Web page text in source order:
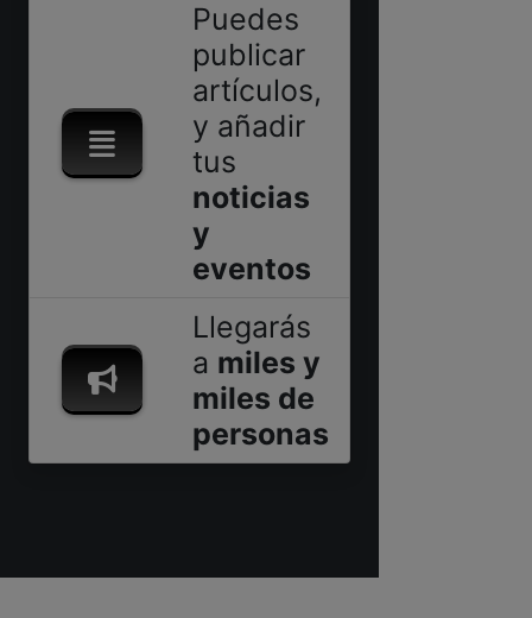
Puedes
publicar
artículos,
y añadir
tus
noticias
y
eventos
Llegarás
a miles y
miles de
personas